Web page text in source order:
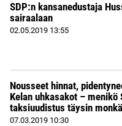
SDP:n kansanedustaja
sairaalaan
02.05.2019 13:55
Nousseet hinnat,
Kelan uhkasakot – menikö
taksiuudistus täysin
07.03.2019 10:30